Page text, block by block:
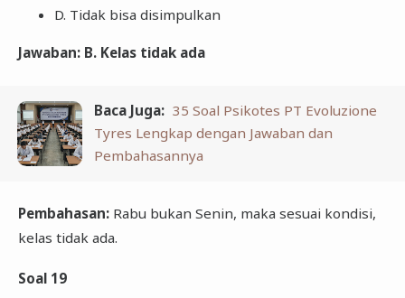
D. Tidak bisa disimpulkan
Jawaban: B. Kelas tidak ada
Baca Juga: 35 Soal Psikotes PT Evoluzione
Tyres Lengkap dengan Jawaban dan
Pembahasannya
Pembahasan:Rabu bukan Senin, maka sesuai kondisi,
kelas tidak ada.
Soal 19